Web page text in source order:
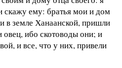
скажу ему: братья мои и дом
в земле Ханаанской, пришли
овец, ибо скотоводы они; и
и все, что у них, привели